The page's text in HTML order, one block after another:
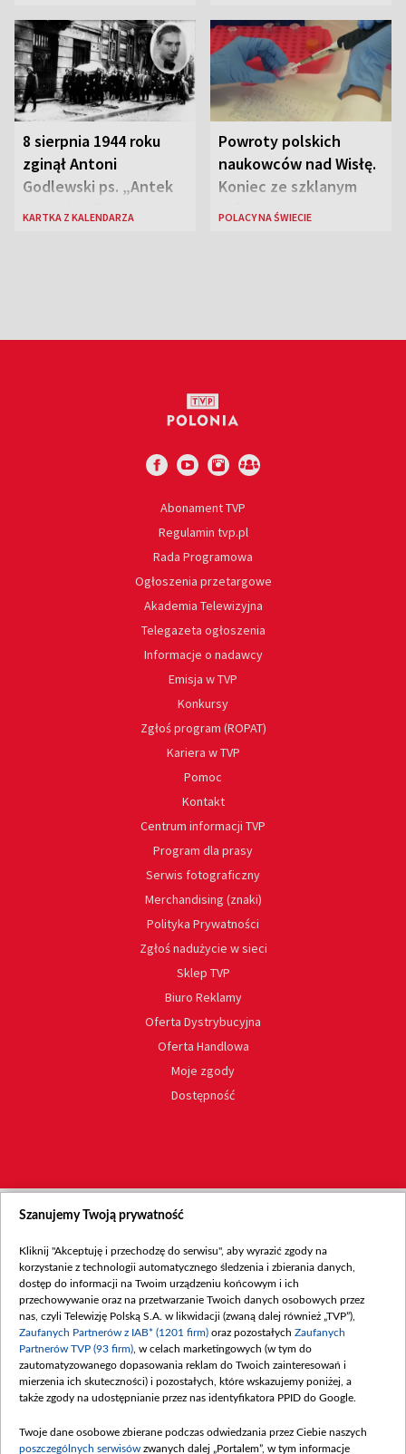
8 sierpnia 1944 roku
zginął Antoni
Godlewski ps. „Antek
Rozpylacz”
KARTKA Z KALENDARZA
Powroty polskich
naukowców nad Wisłę.
Koniec ze szklanym
sufitem
POLACY NA ŚWIECIE
Abonament TVP
Regulamin tvp.pl
Rada Programowa
Ogłoszenia przetargowe
Akademia Telewizyjna
Telegazeta ogłoszenia
Informacje o nadawcy
Emisja w TVP
Konkursy
Zgłoś program (ROPAT)
Kariera w TVP
Pomoc
Kontakt
Centrum informacji TVP
Program dla prasy
Serwis fotograficzny
Merchandising (znaki)
Polityka Prywatności
Zgłoś nadużycie w sieci
Sklep TVP
Biuro Reklamy
Oferta Dystrybucyjna
Oferta Handlowa
Moje zgody
Dostępność
Szanujemy Twoją prywatność
Kliknij "Akceptuję i przechodzę do serwisu", aby wyrazić zgody na
korzystanie z technologii automatycznego śledzenia i zbierania danych,
dostęp do informacji na Twoim urządzeniu końcowym i ich
przechowywanie oraz na przetwarzanie Twoich danych osobowych przez
nas, czyli Telewizję Polską S.A. w likwidacji (zwaną dalej również „TVP”),
Zaufanych Partnerów z IAB* (1201 firm) oraz pozostałych Zaufanych
Partnerów TVP (93 firm) , w celach marketingowych (w tym do
zautomatyzowanego dopasowania reklam do Twoich zainteresowań i
mierzenia ich skuteczności) i pozostałych, które wskazujemy poniżej, a
także zgody na udostępnianie przez nas identyfikatora PPID do Google.
Twoje dane osobowe zbierane podczas odwiedzania przez Ciebie naszych
poszczególnych serwisów zwanych dalej „Portalem”, w tym informacje